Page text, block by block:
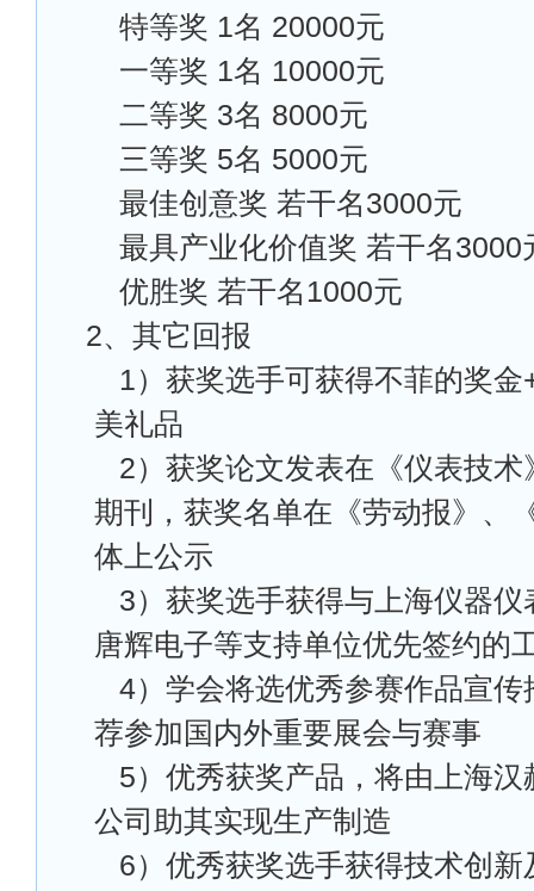
特等奖 1名 20000元
一等奖 1名 10000元
二等奖 3名 8000元
三等奖 5名 5000元
最佳创意奖 若干名3000元
最具产业化价值奖 若干名3000
优胜奖 若干名1000元
2、其它回报
1）获奖选手可获得不菲的奖
美礼品
2）获奖论文发表在《仪表技
期刊，获奖名单在《劳动报》、
体上公示
3）获奖选手获得与上海仪器
唐辉电子等支持单位优先签约的
4）学会将选优秀参赛作品宣
荐参加国内外重要展会与赛事
5）优秀获奖产品，将由上海
公司助其实现生产制造
6）优秀获奖选手获得技术创